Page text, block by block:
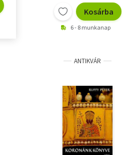
Kosárba
6 - 8 munkanap
ANTIKVÁR